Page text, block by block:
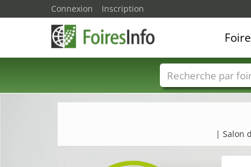
| Salon
Connexion Inscription
Foire noms